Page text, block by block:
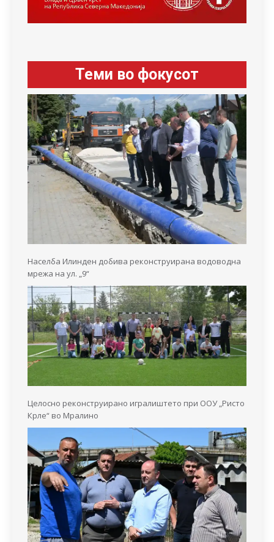
Теми во фокусот
Населба Илинден добива реконструирана водоводна
мрежа на ул. „9“
Целосно реконструирано игралиштето при ООУ „Ристо
Крле“ во Мралино